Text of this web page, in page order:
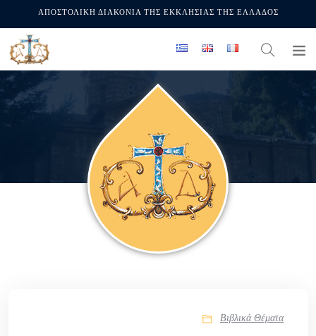
ΑΠΟΣΤΟΛΙΚΗ ΔΙΑΚΟΝΙΑ ΤΗΣ ΕΚΚΛΗΣΙΑΣ ΤΗΣ ΕΛΛΑΔΟΣ
Βιβλικά Θέματα